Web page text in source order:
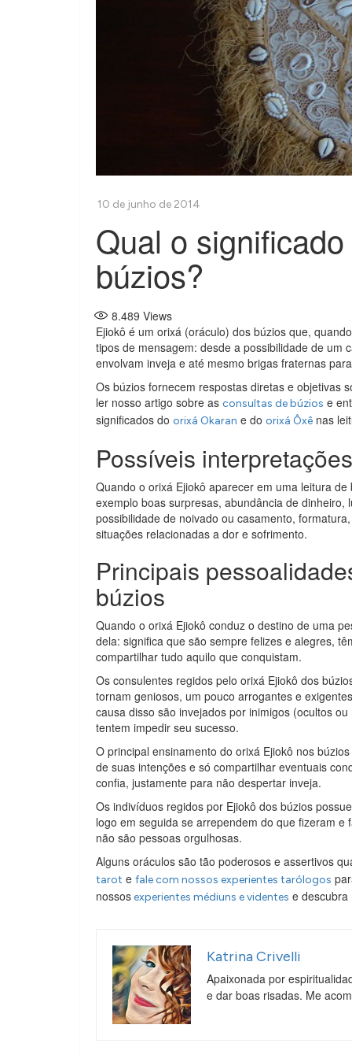
Qual o
búzios?
8.489 Views
Ejiokô é um orixá (oráculo) dos búzios que,
tipos de mensagem: desde a possibilidade de um
envolvam inveja e até mesmo brigas fraternas
Os búzios fornecem respostas diretas e objetivas
ler nosso artigo sobre as consultas de búzios e
significados do orixá Okaran e do orixá Ôxê nas
Possíveis
Quando o orixá Ejiokô aparecer em uma leitura
exemplo boas surpresas, abundância de
possibilidade de noivado ou casamento,
situações relacionadas a dor e sofrimento.
Principais
búzios
Quando o orixá Ejiokô conduz o destino de uma
dela: significa que são sempre felizes e alegres,
compartilhar tudo aquilo que conquistam.
Os consulentes regidos pelo orixá Ejiokô dos
tornam geniosos, um pouco arrogantes e
causa disso são invejados por inimigos (ocultos
tentem impedir seu sucesso.
O principal ensinamento do orixá Ejiokô nos
de suas intenções e só compartilhar eventuais
confia, justamente para não despertar inveja.
Os indivíduos regidos por Ejiokô dos búzios
logo em seguida se arrependem do que fizeram
não são pessoas orgulhosas.
Alguns oráculos são tão poderosos e assertivos
tarot e fale com nossos experientes tarólogos
nossosexperientes médiuns e videntes e descubra
Katrina Crivelli
Apaixonada por
e dar boas risadas. Me